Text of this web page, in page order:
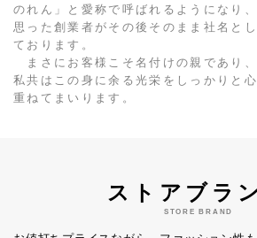
のれん」と愛称で呼ばれるようになり
思った創業者がその後そのまま社名と
ております。
まさにお客様こそ名付けの親であり、
私共はこの身に余る光栄をしっかりと
重ねてまいります。
ストアブラ
STORE BRAND